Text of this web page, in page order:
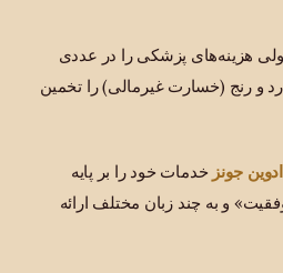
هزینه‌های پزشکی را در عددی
میزان درد و رنج (خسارت غیرمالی) را تخمین
جونز خدمات خود را بر پایه
و به چند زبان مختلف ارائه